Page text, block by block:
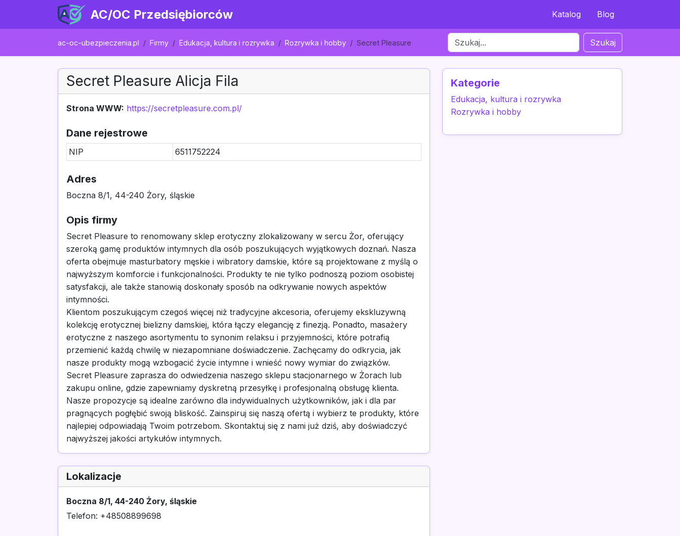
AC/OC Przedsiębiorców Katalog Blog
ac-oc-ubezpieczenia.pl Firmy Edukacja, kultura i rozrywka Rozrywka i hobby Secret Pleasure Szukaj
Secret Pleasure Alicja Fila
Strona WWW: https://secretpleasure.com.pl/
Dane rejestrowe
NIP 6511752224
Adres
Boczna 8/1, 44-240 Żory, śląskie
Opis firmy
Secret Pleasure to renomowany sklep erotyczny zlokalizowany w sercu Żor, oferujący
szeroką gamę produktów intymnych dla osób poszukujących wyjątkowych doznań. Nasza
oferta obejmuje masturbatory męskie i wibratory damskie, które są projektowane z myślą o
najwyższym komforcie i funkcjonalności. Produkty te nie tylko podnoszą poziom osobistej
satysfakcji, ale także stanowią doskonały sposób na odkrywanie nowych aspektów
intymności.
Klientom poszukującym czegoś więcej niż tradycyjne akcesoria, oferujemy ekskluzywną
kolekcję erotycznej bielizny damskiej, która łączy elegancję z finezją. Ponadto, masażery
erotyczne z naszego asortymentu to synonim relaksu i przyjemności, które potrafią
przemienić każdą chwilę w niezapomniane doświadczenie. Zachęcamy do odkrycia, jak
nasze produkty mogą wzbogacić życie intymne i wnieść nowy wymiar do związków.
Secret Pleasure zaprasza do odwiedzenia naszego sklepu stacjonarnego w Żorach lub
zakupu online, gdzie zapewniamy dyskretną przesyłkę i profesjonalną obsługę klienta.
Nasze propozycje są idealne zarówno dla indywidualnych użytkowników, jak i dla par
pragnących pogłębić swoją bliskość. Zainspiruj się naszą ofertą i wybierz te produkty, które
najlepiej odpowiadają Twoim potrzebom. Skontaktuj się z nami już dziś, aby doświadczyć
najwyższej jakości artykułów intymnych.
Lokalizacje
Boczna 8/1, 44-240 Żory, śląskie
Telefon: +48508899698
Kategorie
Edukacja, kultura i rozrywka
Rozrywka i hobby